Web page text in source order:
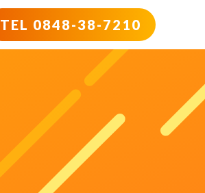
TEL 0848-38-7210